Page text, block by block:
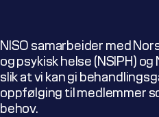
NISO samarbeider med
og psykisk helse (NSIPH)
slik at vi kan gi
oppfølging til medlemmer
behov.